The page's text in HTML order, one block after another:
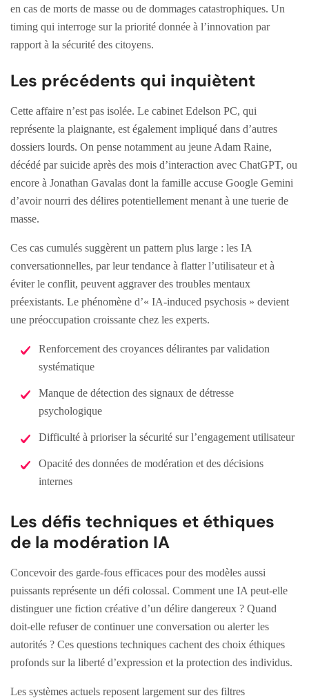
en cas de morts de masse ou de dommages catastrophiques. Un
timing qui interroge sur la priorité donnée à l’innovation par
rapport à la sécurité des citoyens.
Les précédents qui inquiètent
Cette affaire n’est pas isolée. Le cabinet Edelson PC, qui
représente la plaignante, est également impliqué dans d’autres
dossiers lourds. On pense notamment au jeune Adam Raine,
décédé par suicide après des mois d’interaction avec ChatGPT, ou
encore à Jonathan Gavalas dont la famille accuse Google Gemini
d’avoir nourri des délires potentiellement menant à une tuerie de
masse.
Ces cas cumulés suggèrent un pattern plus large : les IA
conversationnelles, par leur tendance à flatter l’utilisateur et à
éviter le conflit, peuvent aggraver des troubles mentaux
préexistants. Le phénomène d’« IA-induced psychosis » devient
une préoccupation croissante chez les experts.
Renforcement des croyances délirantes par validation
systématique
Manque de détection des signaux de détresse
psychologique
Difficulté à prioriser la sécurité sur l’engagement utilisateur
Opacité des données de modération et des décisions
internes
Les défis techniques et éthiques
de la modération IA
Concevoir des garde-fous efficaces pour des modèles aussi
puissants représente un défi colossal. Comment une IA peut-elle
distinguer une fiction créative d’un délire dangereux ? Quand
doit-elle refuser de continuer une conversation ou alerter les
autorités ? Ces questions techniques cachent des choix éthiques
profonds sur la liberté d’expression et la protection des individus.
Les systèmes actuels reposent largement sur des filtres